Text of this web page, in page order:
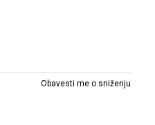
Obavesti me o sniženju